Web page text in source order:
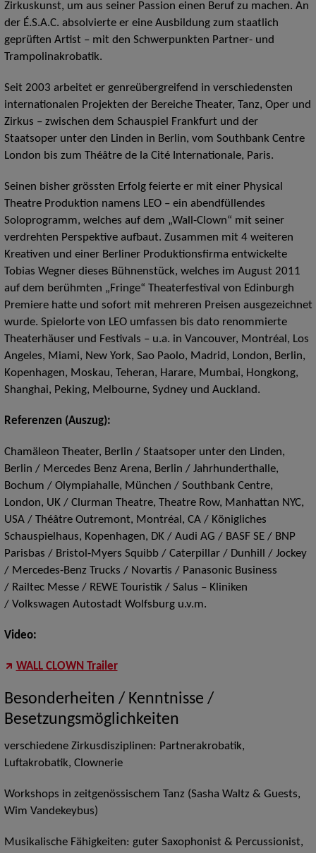
Zirkuskunst, um aus seiner Passion einen Beruf zu machen. An
der É.S.A.C. absolvierte er eine Ausbildung zum staatlich
geprüften Artist – mit den Schwerpunkten Partner- und
Trampolinakrobatik.
Seit 2003 arbeitet er genreübergreifend in verschiedensten
internationalen Projekten der Bereiche Theater, Tanz, Oper und
Zirkus – zwischen dem Schauspiel Frankfurt und der
Staatsoper unter den Linden in Berlin, vom Southbank Centre
London bis zum Théâtre de la Cité Internationale, Paris.
Seinen bisher grössten Erfolg feierte er mit einer Physical
Theatre Produktion namens LEO – ein abendfüllendes
Soloprogramm, welches auf dem „Wall-Clown“ mit seiner
verdrehten Perspektive aufbaut. Zusammen mit 4 weiteren
Kreativen und einer Berliner Produktionsfirma entwickelte
Tobias Wegner dieses Bühnenstück, welches im August 2011
auf dem berühmten „Fringe“ Theaterfestival von Edinburgh
Premiere hatte und sofort mit mehreren Preisen ausgezeichnet
wurde. Spielorte von LEO umfassen bis dato renommierte
Theaterhäuser und Festivals – u.a. in Vancouver, Montréal, Los
Angeles, Miami, New York, Sao Paolo, Madrid, London, Berlin,
Kopenhagen, Moskau, Teheran, Harare, Mumbai, Hongkong,
Shanghai, Peking, Melbourne, Sydney und Auckland.
Referenzen (Auszug):
Chamäleon Theater, Berlin / Staatsoper unter den Linden,
Berlin / Mercedes Benz Arena, Berlin / Jahrhunderthalle,
Bochum / Olympiahalle, München / Southbank Centre,
London, UK / Clurman Theatre, Theatre Row, Manhattan NYC,
USA / Théâtre Outremont, Montréal, CA / Königliches
Schauspielhaus, Kopenhagen, DK / Audi AG / BASF SE / BNP
Parisbas / Bristol-Myers Squibb / Caterpillar / Dunhill / Jockey
/ Mercedes-Benz Trucks / Novartis / Panasonic Business
/ Railtec Messe / REWE Touristik / Salus – Kliniken
/ Volkswagen Autostadt Wolfsburg u.v.m.
Video:
WALL CLOWN Trailer
Besonderheiten / Kenntnisse /
Besetzungsmöglichkeiten
verschiedene Zirkusdisziplinen: Partnerakrobatik,
Luftakrobatik, Clownerie
Workshops in zeitgenössischem Tanz (Sasha Waltz & Guests,
Wim Vandekeybus)
Musikalische Fähigkeiten: guter Saxophonist & Percussionist,